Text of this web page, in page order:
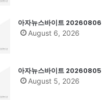
아자뉴스바이트 20260806
August 6, 2026
아자뉴스바이트 20260805
August 5, 2026